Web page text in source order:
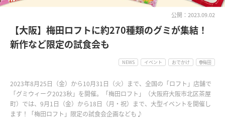
公開：2023.09.02
【大阪】梅田ロフトに約270種類のグミが集結！
新作など限定の試食会も
NEWS イベント おでかけ 梅田
2023年8月25日（金）から10月31日（火）まで、全国の「ロフト」店舗で
「グミウィーク2023秋」を開催。「梅田ロフト」（大阪府大阪市北区茶屋
町）では、9月1日（金）から18日（月・祝）まで、大型イベントを開催し
ます！「梅田ロフト」限定の試食会企画なども♪